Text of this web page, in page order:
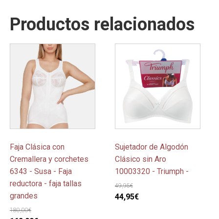
Productos relacionados
Faja Clásica con
Cremallera y corchetes
6343 - Susa - Faja
reductora - faja tallas
grandes
180,00€
producto
tiene
múltiples
variantes.
Las
opciones
pueden
elegir
en
la
página
de
Sujetador de Algodón
Clásico sin Aro
10003320 - Triumph -
49,95€
El
44,95€El
producto
múltiples
opciones
pueden
elegir
en
la
página